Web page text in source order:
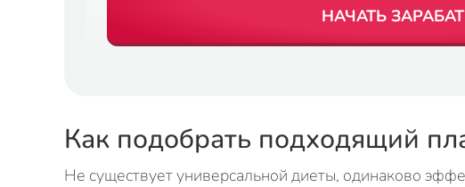
НАЧАТЬ
Как подобрать подходящий
Не существует универсальной диеты, одинаково